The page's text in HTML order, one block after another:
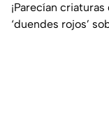
¡Parecían
‘duendes rojos’